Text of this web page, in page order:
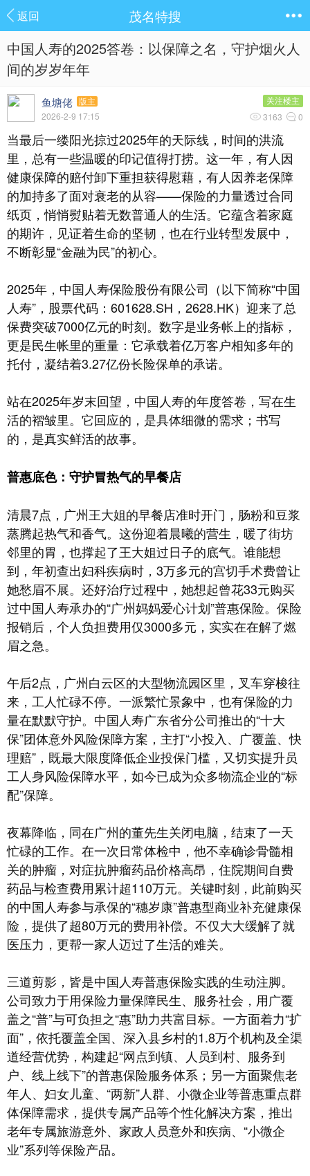
返回 茂名特搜
中国人寿的2025答卷：以保障之名，守护烟火人
间的岁岁年年
鱼塘佬 版主
2026-2-9 17:15
关注楼主
3163 0
当最后一缕阳光掠过2025年的天际线，时间的洪流
里，总有一些温暖的印记值得打捞。这一年，有人因
健康保障的赔付卸下重担获得慰藉，有人因养老保障
的加持多了面对衰老的从容——保险的力量透过合同
纸页，悄悄熨贴着无数普通人的生活。它蕴含着家庭
的期许，见证着生命的坚韧，也在行业转型发展中，
不断彰显“金融为民”的初心。
2025年，中国人寿保险股份有限公司（以下简称“中国
人寿”，股票代码：601628.SH，2628.HK）迎来了总
保费突破7000亿元的时刻。数字是业务帐上的指标，
更是民生帐里的重量：它承载着亿万客户相知多年的
托付，凝结着3.27亿份长险保单的承诺。
站在2025年岁末回望，中国人寿的年度答卷，写在生
活的褶皱里。它回应的，是具体细微的需求；书写
的，是真实鲜活的故事。
普惠底色：守护冒热气的早餐店
清晨7点，广州王大姐的早餐店准时开门，肠粉和豆浆
蒸腾起热气和香气。这份迎着晨曦的营生，暖了街坊
邻里的胃，也撑起了王大姐过日子的底气。谁能想
到，年初查出妇科疾病时，3万多元的宫切手术费曾让
她愁眉不展。还好治疗过程中，她想起曾花33元购买
过中国人寿承办的“广州妈妈爱心计划”普惠保险。保险
报销后，个人负担费用仅3000多元，实实在在解了燃
眉之急。
午后2点，广州白云区的大型物流园区里，叉车穿梭往
来，工人忙碌不停。一派繁忙景象中，也有保险的力
量在默默守护。中国人寿广东省分公司推出的“十大
保”团体意外风险保障方案，主打“小投入、广覆盖、快
理赔”，既最大限度降低企业投保门槛，又切实提升员
工人身风险保障水平，如今已成为众多物流企业的“标
配”保障。
夜幕降临，同在广州的董先生关闭电脑，结束了一天
忙碌的工作。在一次日常体检中，他不幸确诊骨髓相
关的肿瘤，对症抗肿瘤药品价格高昂，住院期间自费
药品与检查费用累计超110万元。关键时刻，此前购买
的中国人寿参与承保的“穗岁康”普惠型商业补充健康保
险，提供了超80万元的费用补偿。不仅大大缓解了就
医压力，更帮一家人迈过了生活的难关。
三道剪影，皆是中国人寿普惠保险实践的生动注脚。
公司致力于用保险力量保障民生、服务社会，用广覆
盖之“普”与可负担之“惠”助力共富目标。一方面着力“扩
面”，依托覆盖全国、深入县乡村的1.8万个机构及全渠
道经营优势，构建起“网点到镇、人员到村、服务到
户、线上线下”的普惠保险服务体系；另一方面聚焦老
年人、妇女儿童、“两新”人群、小微企业等普惠重点群
体保障需求，提供专属产品等个性化解决方案，推出
老年专属旅游意外、家政人员意外和疾病、“小微企
业”系列等保险产品。